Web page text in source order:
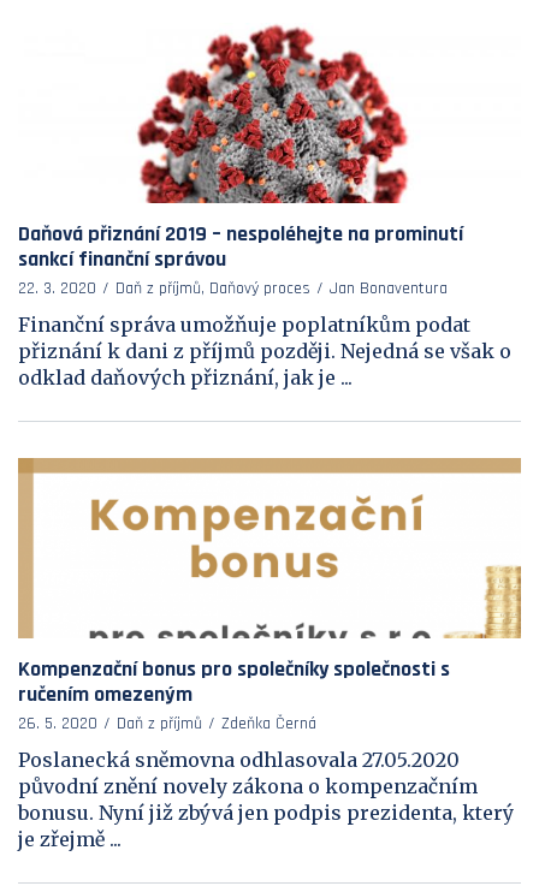
Daňová přiznání 2019 – nespoléhejte na prominutí
sankcí finanční správou
22. 3. 2020 Daň z příjmů, Daňový proces Jan Bonaventura
Finanční správa umožňuje poplatníkům podat
přiznání k dani z příjmů později. Nejedná se však o
odklad daňových přiznání, jak je ...
Kompenzační bonus pro společníky společnosti s
ručením omezeným
26. 5. 2020 Daň z příjmů Zdeňka Černá
Poslanecká sněmovna odhlasovala 27.05.2020
původní znění novely zákona o kompenzačním
bonusu. Nyní již zbývá jen podpis prezidenta, který
je zřejmě ...